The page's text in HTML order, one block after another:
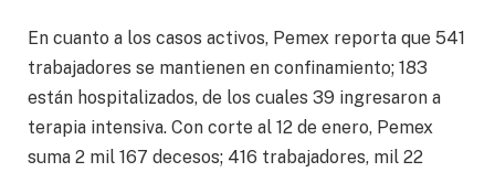
En cuanto a los casos activos, Pemex reporta que 541
trabajadores se mantienen en confinamiento; 183
están hospitalizados, de los cuales 39 ingresaron a
terapia intensiva. Con corte al 12 de enero, Pemex
suma 2 mil 167 decesos; 416 trabajadores, mil 22